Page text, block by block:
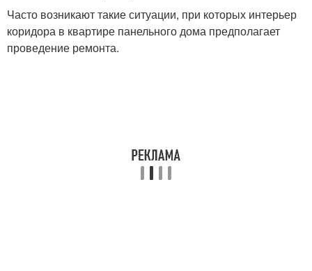
Часто возникают такие ситуации, при которых интерьер
коридора в квартире панельного дома предполагает
проведение ремонта.